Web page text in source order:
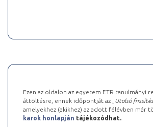
Ezen az oldalon az egyetem ETR tanulmányi
áttöltésre, ennek időpontját az „ Utolsó
amelyekhez (akikhez) az adott félévben már
karok honlapján tájékozódhat.